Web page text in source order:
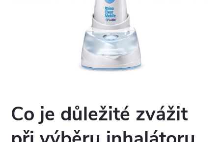
Co je důležité zvážit